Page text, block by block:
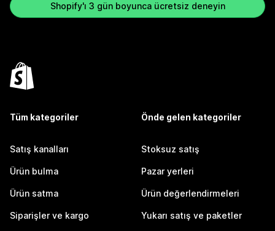
Shopify'ı 3 gün boyunca ücretsiz deneyin
Tüm kategoriler
Satış kanalları
Ürün bulma
Ürün satma
Siparişler ve kargo
Önde gelen kategoriler
Stoksuz satış
Pazar yerleri
Ürün değerlendirmeleri
Yukarı satış ve paketler